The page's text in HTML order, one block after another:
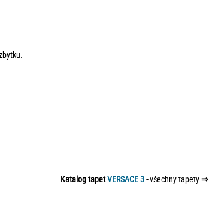
Katalog tapetVERSACE 3-všechny tapety⇒